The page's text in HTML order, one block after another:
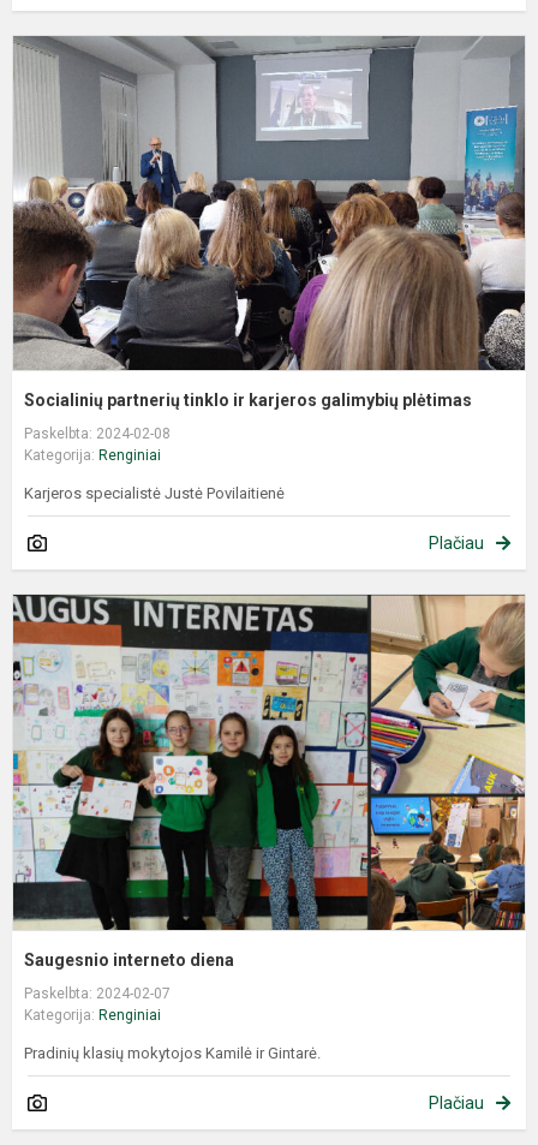
Socialinių partnerių tinklo ir karjeros galimybių plėtimas
Paskelbta: 2024-02-08
Kategorija: Renginiai
Karjeros specialistė Justė Povilaitienė
Plačiau
Saugesnio interneto diena
Paskelbta: 2024-02-07
Kategorija: Renginiai
Pradinių klasių mokytojos Kamilė ir Gintarė.
Plačiau